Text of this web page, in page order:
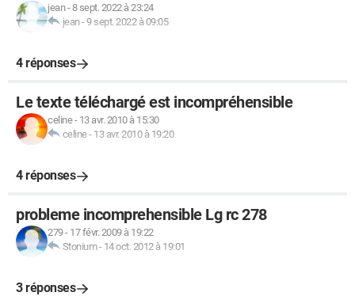
jean-8 sept. 2022 à 23:24
jean-9 sept. 2022 à 09:05
4 réponses
Le texte téléchargé est incompréhensible
celine- 13 avr. 2010 à 15:30
celine- 13 avr. 2010 à 19:20
4 réponses
probleme incomprehensible Lg rc 278
279- 17 févr. 2009 à 19:22
Stonium- 14 oct. 2012 à 19:01
3 réponses